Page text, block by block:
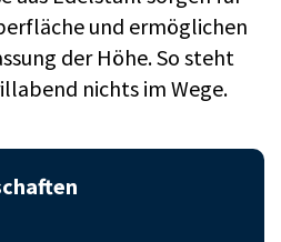
und ermöglichen
der Höhe. So steht
nichts im Wege.